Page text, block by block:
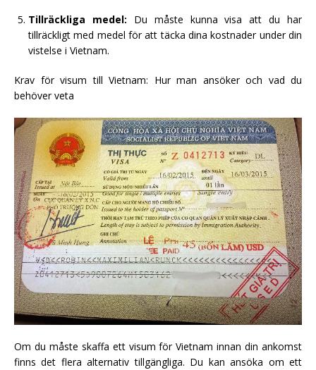
Tillräckliga medel: Du måste kunna visa att du har
tillräckligt med medel för att täcka dina kostnader under din
vistelse i Vietnam.
Krav för visum till Vietnam: Hur man ansöker och vad du
behöver veta
Om du måste skaffa ett visum för Vietnam innan din ankomst
finns det flera alternativ tillgängliga. Du kan ansöka om ett